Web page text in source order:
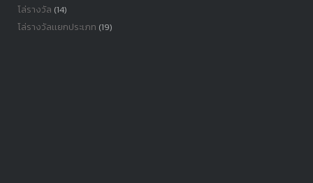
โล่รางวัล (14)
โล่รางวัลเเยกประเภท (19)